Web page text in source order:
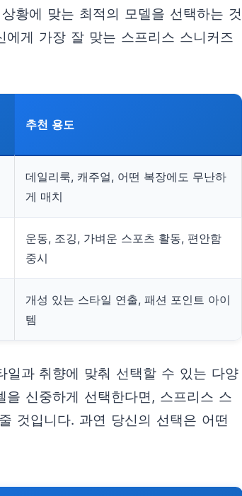
황에 맞는 최적의 모델을 선택하는 것
게 가장 잘 맞는 스프리스 스니커즈
추천 용도
데일리룩, 캐주얼, 어떤 복장에도 무난하
게 매치
운동, 조깅, 가벼운 스포츠 활동, 편안함
중시
개성 있는 스타일 연출, 패션 포인트 아이
템
일과 취향에 맞춰 선택할 수 있는 다양
신중하게 선택한다면, 스프리스 스
것입니다. 과연 당신의 선택은 어떤